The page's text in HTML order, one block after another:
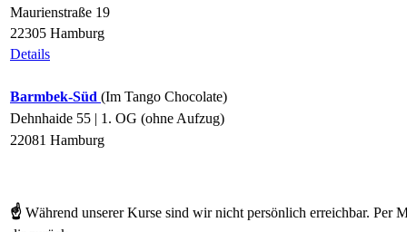
Maurienstraße 19
22305 Hamburg
Details
Barmbek-Süd (Im Tango Chocolate)
Dehnhaide 55 | 1. OG (ohne Aufzug)
22081 Hamburg
☝ Während unserer Kurse sind wir nicht persönlich erreichbar. Per